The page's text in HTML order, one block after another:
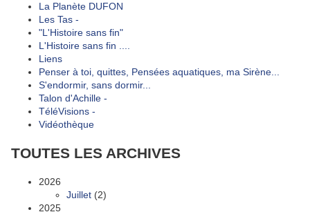
La Planète DUFON
Les Tas -
"L'Histoire sans fin"
L'Histoire sans fin ....
Liens
Penser à toi, quittes, Pensées aquatiques, ma Sirène...
S'endormir, sans dormir...
Talon d'Achille -
TéléVisions -
Vidéothèque
TOUTES LES ARCHIVES
2026
Juillet (2)
2025